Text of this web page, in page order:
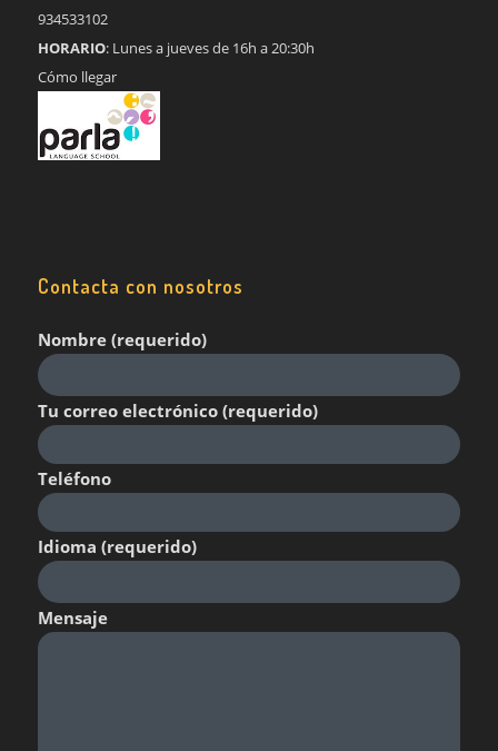
934533102
HORARIO: Lunes a jueves de 16h a 20:30h
Cómo llegar
Contacta con nosotros
Nombre (requerido)
Tu correo electrónico (requerido)
Teléfono
Idioma (requerido)
Mensaje